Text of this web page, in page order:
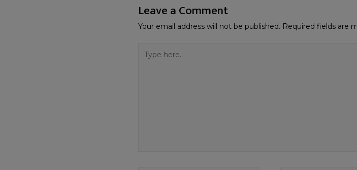
Leave a Comment
Your email address will not be published. Required fields are